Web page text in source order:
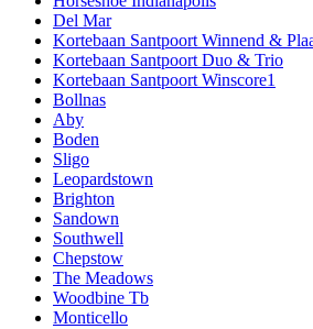
Del Mar
Kortebaan Santpoort Winnend &
Kortebaan Santpoort Duo & Trio
Kortebaan Santpoort Winscore1
Bollnas
Aby
Boden
Sligo
Leopardstown
Brighton
Sandown
Southwell
Chepstow
The Meadows
Woodbine Tb
Monticello